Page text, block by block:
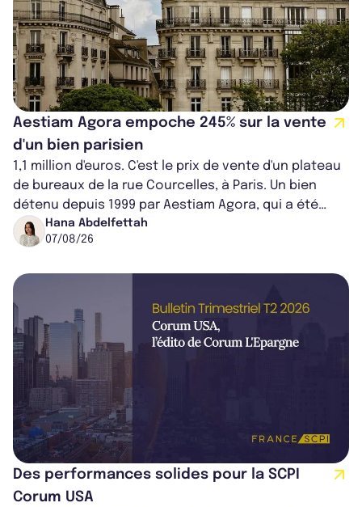
Aestiam Agora empoche 245% sur la vente
d'un bien parisien
1,1 million d'euros. C'est le prix de vente d'un plateau
de bureaux de la rue Courcelles, à Paris. Un bien
détenu depuis 1999 par Aestiam Agora, qui a été
cédé avec une plus-value...
Hana Abdelfettah
07/08/26
Des performances solides pour la SCPI
Corum USA